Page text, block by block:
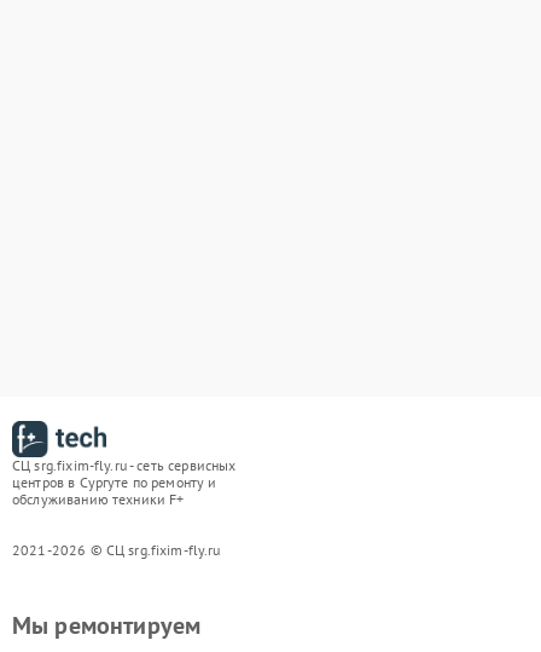
СЦ srg.fixim-fly.ru - сеть сервисных
центров в Сургуте по ремонту и
обслуживанию техники F+
2021-2026 © СЦ srg.fixim-fly.ru
Мы ремонтируем